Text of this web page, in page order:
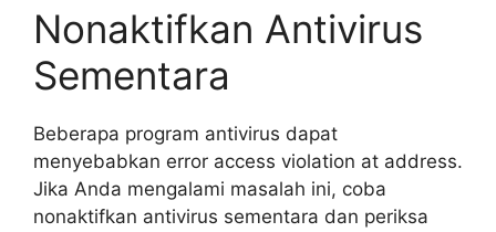
Nonaktifkan Antivirus
Sementara
Beberapa program antivirus dapat
menyebabkan error access violation at address.
Jika Anda mengalami masalah ini, coba
nonaktifkan antivirus sementara dan periksa